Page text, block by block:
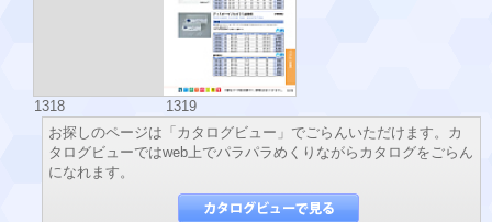
1318
1319
お探しのページは「カタログビュー」でごらんいただけます。カ
タログビューではweb上でパラパラめくりながらカタログをごらん
になれます。